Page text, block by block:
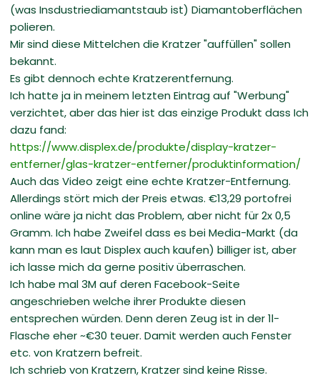
(was Insdustriediamantstaub ist) Diamantoberflächen
polieren.
Mir sind diese Mittelchen die Kratzer "auffüllen" sollen
bekannt.
Es gibt dennoch echte Kratzerentfernung.
Ich hatte ja in meinem letzten Eintrag auf "Werbung"
verzichtet, aber das hier ist das einzige Produkt dass Ich
dazu fand:
https://www.displex.de/produkte/display-kratzer-
entferner/glas-kratzer-entferner/produktinformation/
Auch das Video zeigt eine echte Kratzer-Entfernung.
Allerdings stört mich der Preis etwas. €13,29 portofrei
online wäre ja nicht das Problem, aber nicht für 2x 0,5
Gramm. Ich habe Zweifel dass es bei Media-Markt (da
kann man es laut Displex auch kaufen) billiger ist, aber
ich lasse mich da gerne positiv überraschen.
Ich habe mal 3M auf deren Facebook-Seite
angeschrieben welche ihrer Produkte diesen
entsprechen würden. Denn deren Zeug ist in der 1l-
Flasche eher ~€30 teuer. Damit werden auch Fenster
etc. von Kratzern befreit.
Ich schrieb von Kratzern, Kratzer sind keine Risse.